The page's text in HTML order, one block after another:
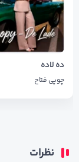
ده لاده
چوپی فتاح
نظرات